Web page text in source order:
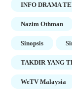
INFO DRAMA
Nazim Othman
Sinopsis
TAKDIR YANG
WeTV Malaysia